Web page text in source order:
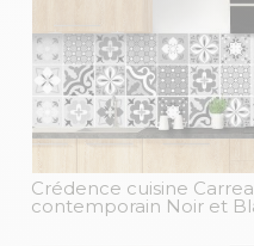
Crédence cuisine
contemporain Noir et